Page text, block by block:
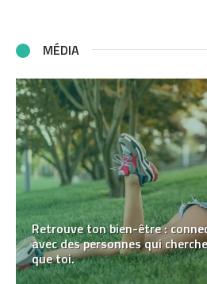
MÉDIA
Retrouve ton bien-être :
avec des personnes qui
que toi.